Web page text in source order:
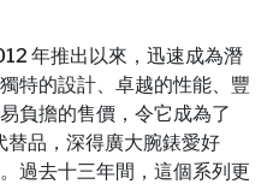
年推出以來，迅速成為潛
特的設計、卓越的性能、豐
負擔的售價，令它成為了
品，深得廣大腕錶愛好
過去十三年間，這個系列更